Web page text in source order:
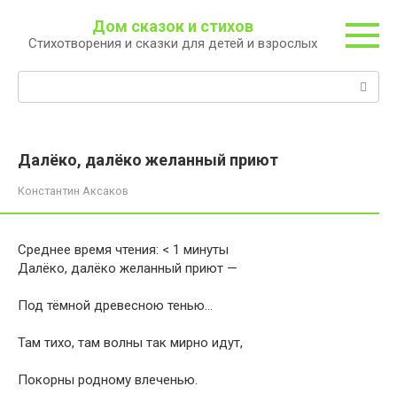
контенту
Дом сказок и стихов
Стихотворения и сказки для детей и взрослых
Далёко, далёко желанный приют
Константин Аксаков
Среднее время чтения: < 1 минуты
Далёко, далёко желанный приют —
Под тёмной древесною тенью…
Там тихо, там волны так мирно идут,
Покорны родному влеченью.